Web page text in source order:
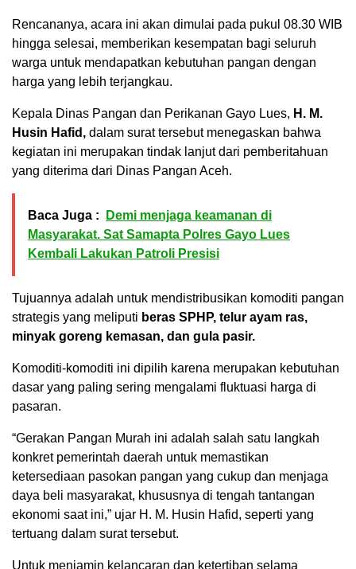
Rencananya, acara ini akan dimulai pada pukul 08.30 WIB
hingga selesai, memberikan kesempatan bagi seluruh
warga untuk mendapatkan kebutuhan pangan dengan
harga yang lebih terjangkau.
Kepala Dinas Pangan dan Perikanan Gayo Lues, H. M.
Husin Hafid, dalam surat tersebut menegaskan bahwa
kegiatan ini merupakan tindak lanjut dari pemberitahuan
yang diterima dari Dinas Pangan Aceh.
Baca Juga :
Demi menjaga keamanan di
Masyarakat. Sat Samapta Polres Gayo Lues
Kembali Lakukan Patroli Presisi
Tujuannya adalah untuk mendistribusikan komoditi pangan
strategis yang meliputi beras SPHP, telur ayam ras,
minyak goreng kemasan, dan gula pasir.
Komoditi-komoditi ini dipilih karena merupakan kebutuhan
dasar yang paling sering mengalami fluktuasi harga di
pasaran.
“Gerakan Pangan Murah ini adalah salah satu langkah
konkret pemerintah daerah untuk memastikan
ketersediaan pasokan pangan yang cukup dan menjaga
daya beli masyarakat, khususnya di tengah tantangan
ekonomi saat ini,” ujar H. M. Husin Hafid, seperti yang
tertuang dalam surat tersebut.
Untuk menjamin kelancaran dan ketertiban selama